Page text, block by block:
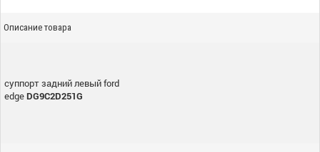
Описание товара
суппорт задний левый ford
edgeDG9C2D251G